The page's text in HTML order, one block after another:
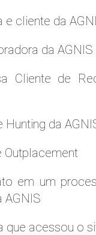
e cliente da
da AGNIS
Cliente de
Hunting da
Outplacement
em um
AGNIS
que acessou o